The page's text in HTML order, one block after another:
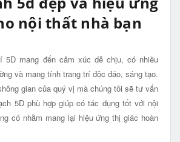
nội thất nhà bạn
5D mang đến cảm xúc dễ chịu, có nhiều
và mang tính trang trí độc đáo, sáng tạo.
gian của quý vị mà chúng tôi sẽ tư vấn
5D phù hợp giúp có tác dụng tốt với nội
có nhằm mang lại hiệu ứng thị giác hoàn